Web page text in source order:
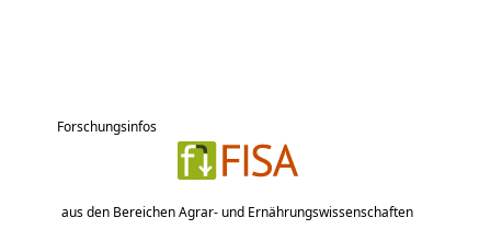
Forschungsinfos
aus den Bereichen Agrar- und Ernährungswissenschaften